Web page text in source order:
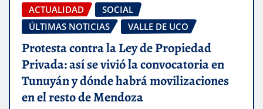
ACTUALIDAD
SOCIAL
ÚLTIMAS NOTICIAS
VALLE DE UCO
Protesta contra la Ley de Propiedad
Privada: así se vivió la convocatoria en
Tunuyán y dónde habrá movilizaciones
en el resto de Mendoza